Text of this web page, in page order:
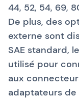
44, 52, 54, 69,
De plus, des
externe sont
SAE standard,
utilisé pour
aux
adaptateurs de